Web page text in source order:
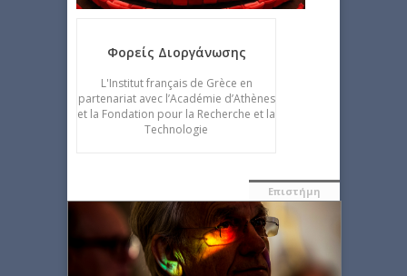
Φορείς Διοργάνωσης
L'Institut français de Grèce en
partenariat avec l’Académie d’Athènes
et la Fondation pour la Recherche et la
Technologie
Επιστήμη